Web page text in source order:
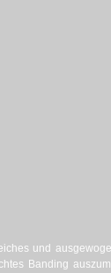
und
Banding